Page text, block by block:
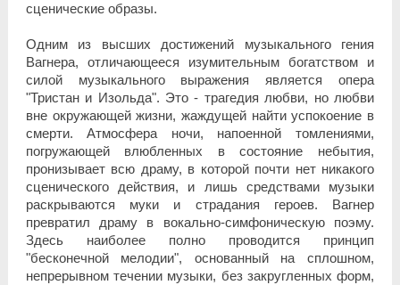
сценические образы.
Одним из высших достижений музыкального гения
Вагнера, отличающееся изумительным богатством и
силой музыкального выражения является опера
"Тристан и Изольда". Это - трагедия любви, но любви
вне окружающей жизни, жаждущей найти успокоение в
смерти. Атмосфера ночи, напоенной томлениями,
погружающей влюбленных в состояние небытия,
пронизывает всю драму, в которой почти нет никакого
сценического действия, и лишь средствами музыки
раскрываются муки и страдания героев. Вагнер
превратил драму в вокально-симфоническую поэму.
Здесь наиболее полно проводится принцип
"бесконечной мелодии", основанный на сплошном,
непрерывном течении музыки, без закругленных форм,